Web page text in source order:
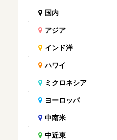
国内
アジア
インド洋
ハワイ
ミクロネシア
ヨーロッパ
中南米
中近東